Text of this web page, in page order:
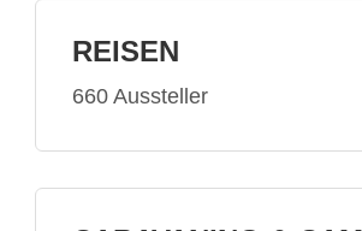
REISEN
660 Aussteller